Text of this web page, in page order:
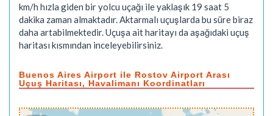
km/h hızla giden bir yolcu uçağı ile yaklaşık 19 saat 5
dakika zaman almaktadır. Aktarmalı uçuşlarda bu süre biraz
daha artabilmektedir. Uçuşa ait haritayı da aşağıdaki uçuş
haritası kısmından inceleyebilirsiniz.
Buenos Aires Airport ile Rostov Airport Arası
Uçuş Haritası, Havalimanı Koordinatları